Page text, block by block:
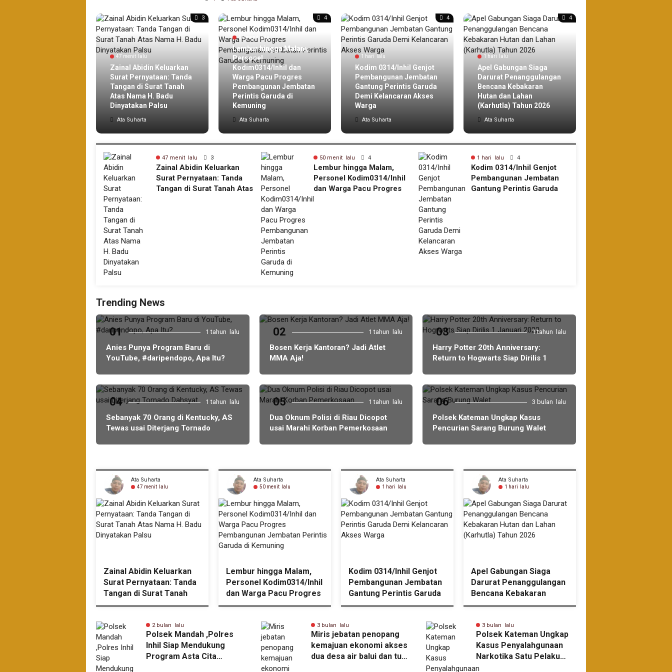
3
47 menit lalu
Zainal Abidin Keluarkan
Surat Pernyataan: Tanda
Tangan di Surat Tanah
Atas Nama H. Badu
Dinyatakan Palsu
Ata Suharta
4
50 menit lalu
Lembur hingga Malam,
Personel
Kodim0314/Inhil dan
Warga Pacu Progres
Pembangunan Jembatan
Perintis Garuda di
Kemuning
Ata Suharta
4
1 hari lalu
Kodim 0314/Inhil Genjot
Pembangunan Jembatan
Gantung Perintis Garuda
Demi Kelancaran Akses
Warga
Ata Suharta
4
1 hari lalu
Apel Gabungan Siaga
Darurat Penanggulangan
Bencana Kebakaran
Hutan dan Lahan
(Karhutla) Tahun 2026
Ata Suharta
47 menit lalu 3
Zainal Abidin Keluarkan
Surat Pernyataan: Tanda
Tangan di Surat Tanah Atas
50 menit lalu 4
Lembur hingga Malam,
Personel Kodim0314/Inhil
dan Warga Pacu Progres
1 hari lalu 4
Kodim 0314/Inhil Genjot
Pembangunan Jembatan
Gantung Perintis Garuda
Trending News
01 1 tahun lalu
Anies Punya Program Baru di
YouTube, #daripendopo, Apa Itu?
02 1 tahun lalu
Bosen Kerja Kantoran? Jadi Atlet
MMA Aja!
03 1 tahun lalu
Harry Potter 20th Anniversary:
Return to Hogwarts Siap Dirilis 1
04 1 tahun lalu
Sebanyak 70 Orang di Kentucky, AS
Tewas usai Diterjang Tornado
05 1 tahun lalu
Dua Oknum Polisi di Riau Dicopot
usai Marahi Korban Pemerkosaan
06 3 bulan lalu
Polsek Kateman Ungkap Kasus
Pencurian Sarang Burung Walet
Ata Suharta
47 menit lalu
Zainal Abidin Keluarkan
Surat Pernyataan: Tanda
Tangan di Surat Tanah
Atas Nama H. Badu
Ata Suharta
50 menit lalu
Lembur hingga Malam,
Personel Kodim0314/Inhil
dan Warga Pacu Progres
Pembangunan Jembatan
Kemuning
Ata Suharta
1 hari lalu
Kodim 0314/Inhil Genjot
Pembangunan Jembatan
Gantung Perintis Garuda
Demi Kelancaran Akses
Ata Suharta
1 hari lalu
Apel Gabungan Siaga
Darurat Penanggulangan
Bencana Kebakaran
Hutan dan Lahan
2 bulan lalu
Polsek Mandah ,Polres
Inhil Siap Mendukung
Program Asta Cita
3 bulan lalu
Miris jebatan penopang
kemajuan ekonomi akses
dua desa air balui dan tuk
3 bulan lalu
Polsek Kateman Ungkap
Kasus Penyalahgunaan
Narkotika Satu Pelaku
Diamankan